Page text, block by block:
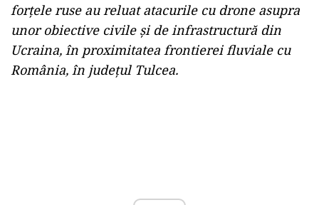
forțele ruse au reluat atacurile cu drone asupra
unor obiective civile și de infrastructură din
Ucraina, în proximitatea frontierei fluviale cu
România, în județul Tulcea.